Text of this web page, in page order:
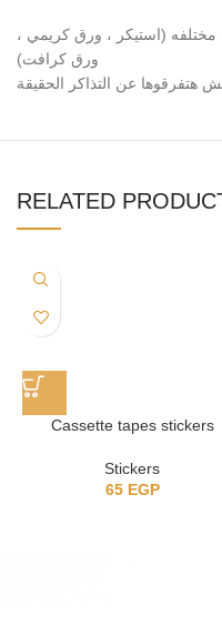
٩٦ تذكرة خامات مختلفه (استيكر ، ورق كريمي ،
ورق كرافت)
RELATED
Cassette tapes stickers
Stickers
65 EGP